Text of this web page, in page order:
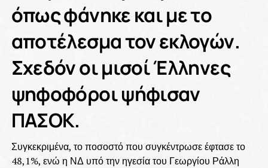
όπως φάνηκε και με το
αποτέλεσμα τον εκλογών.
Σχεδόν οι μισοί Έλληνες
ψηφοφόροι ψήφισαν
ΠΑΣΟΚ.
Συγκεκριμένα, το ποσοστό που συγκέντρωσε έφτασε το
48,1%, ενώ η ΝΔ υπό την ηγεσία του Γεωργίου Ράλλη